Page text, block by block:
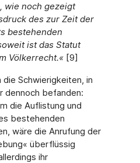
wie noch gezeigt
des zur Zeit der
bestehenden
ist das Statut
Völkerrecht.«[9]
Schwierigkeiten, in
dennoch befanden:
die Auflistung und
bestehenden
wäre die Anrufung der
überflüssig
ihr